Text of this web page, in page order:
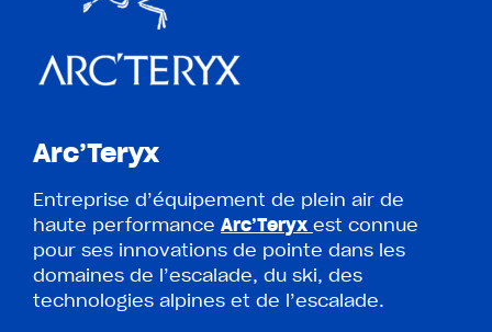
Arc’Teryx
Entreprise d’équipement de plein air de
haute performance Arc’Teryx est connue
pour ses innovations de pointe dans les
domaines de l’escalade, du ski, des
technologies alpines et de l’escalade.